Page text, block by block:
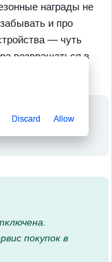
награды не
и про
— чуть
возвращаться в
покупок в
Discard Allow